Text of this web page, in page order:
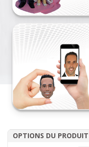
OPTIONS DU PRODUIT